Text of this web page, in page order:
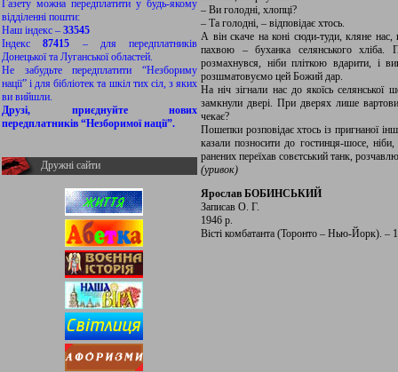
Газету можна передплатити у будь-якому
відділенні пошти:
Наш індекс – 33545
Індекс87415 – для передплатників
Донецької та Луганської областей.
Не забудьте передплатити “Незбориму
нації” і для бібліотек та шкіл тих сіл, з яких
ви вийшли.
Друзі, приєднуйте нових
передплатників “Незборимої нації”.
Дружні сайти
– Ви голодні, хлопці?
– Та голодні, – відповідає хтось.
А він скаче на коні сюди-туди, кляне
пахвою – буханка селянського хліба.
розмахнувся, ніби пліткою вдарити, і
розшматовуємо цей Божий дар.
На ніч зігнали нас до якоїсь селянської
замкну­ли двері. При дверях лише
чекає?
Пошепки розповідає хтось із пригнаної
казали позносити до гостинця-шосе,
ранених переїхав совєтський танк,
(уривок)
Ярослав БОБИНСЬКИЙ
Записав О. Г.
1946 р.
Вісті комбатанта (Торонто – Нью-Йорк).